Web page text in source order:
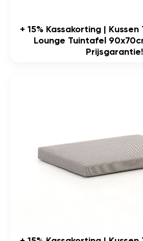
+ 15% Kassakorting | Kussen
Lounge Tuintafel
Prijsgarantie!